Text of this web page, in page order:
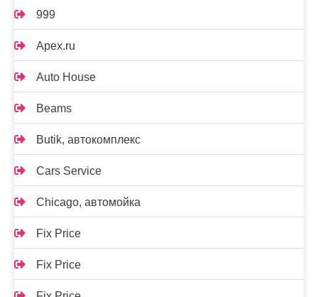
999
Apex.ru
Auto House
Beams
Butik, автокомплекс
Cars Service
Chicago, автомойка
Fix Price
Fix Price